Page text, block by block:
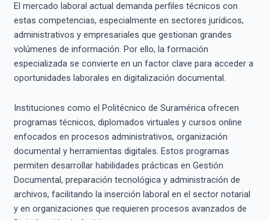
El mercado laboral actual demanda perfiles técnicos con
estas competencias, especialmente en sectores jurídicos,
administrativos y empresariales que gestionan grandes
volúmenes de información. Por ello, la formación
especializada se convierte en un factor clave para acceder a
oportunidades laborales en digitalización documental.
Instituciones como el Politécnico de Suramérica ofrecen
programas técnicos, diplomados virtuales y cursos online
enfocados en procesos administrativos, organización
documental y herramientas digitales. Estos programas
permiten desarrollar habilidades prácticas en Gestión
Documental, preparación tecnológica y administración de
archivos, facilitando la inserción laboral en el sector notarial
y en organizaciones que requieren procesos avanzados de